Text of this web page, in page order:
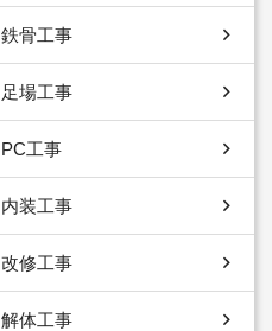
鉄骨工事
足場工事
PC工事
内装工事
改修工事
解体工事